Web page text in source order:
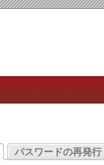
パスワードの再発行